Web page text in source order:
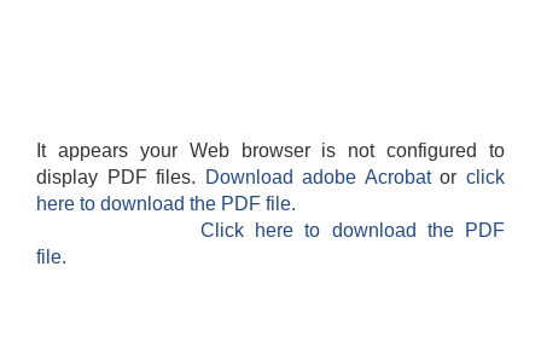
It appears your Web browser is not configured to
display PDF files.
Download adobe Acrobatorclick
here to download the PDF file.
Click here to download the PDF
file.